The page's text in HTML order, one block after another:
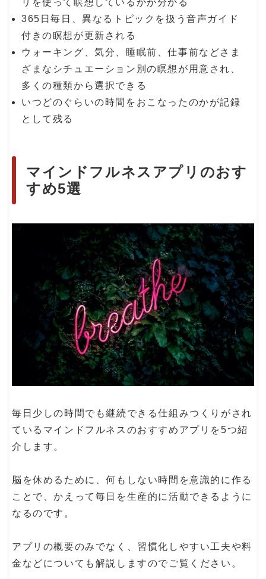
365日毎日、異なるトピックを扱う音声ガイド
付きの瞑想が更新される
ウォーキング、気分、睡眠前、仕事前などさま
ざまなシチュエーション別の瞑想が用意され、
多くの種類から選択できる
いつどのぐらいの時間をおこなったのかが記録
として残る
マインドフルネスアプリのおす
すめ5選
毎日少しの時間でも継続できる仕組みつくりがされ
ているマインドフルネスのおすすめアプリを5つ紹
介します。
脳を休めるために、何もしない時間を意識的に作る
ことで、かえって毎日を生産的に活動できるように
なるのです。
アプリの概要のみでなく、習慣化しやすい工夫や料
金などについても解説しますのでご覧ください。